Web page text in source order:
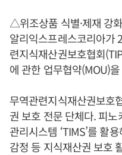
△위조상품 식별·제재 강화
알리익스프레스코리아가
련지식재산권보호협회
에 관한 업무협약(MOU)
무역관련지식재산권보호
권 보호 전문 단체다. 피
관리시스템 ‘TIMS’를 활
감정 등 지식재산권 보호